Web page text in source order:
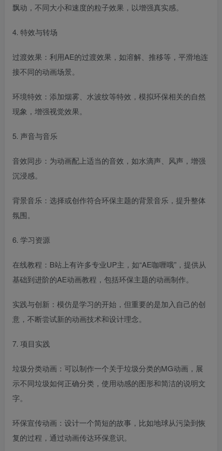
飘动，不同大小和速度的粒子效果，以增强真实感。
4. 特效与转场
过渡效果：利用AE的过渡效果，如溶解、推移等，平滑地连
接不同的动画场景。
环境特效：添加烟雾、水波纹等特效，模拟环保相关的自然
现象，增强视觉效果。
5. 声音与音乐
音效同步：为动画配上适当的音效，如水滴声、风声，增强
沉浸感。
背景音乐：选择或创作符合环保主题的背景音乐，提升整体
氛围。
6. 学习资源
在线教程：B站上有许多专业UP主，如“AE咖喱哦”，提供从
基础到进阶的AE动画教程，包括环保主题的动画制作。
实践与创新：模仿是学习的开始，但重要的是加入自己的创
意，不断尝试新的动画技术和设计理念。
7. 项目实践
垃圾分类动画：可以制作一个关于垃圾分类的MG动画，展
示不同垃圾如何正确分类，使用动感的图形和简洁的说明文
字。
环保宣传动画：设计一个简短的故事，比如地球从污染到恢
复的过程，通过动画传达环保意识。